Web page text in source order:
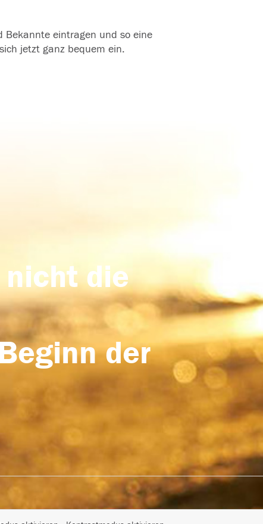
Bekannte eintragen und so eine
jetzt ganz bequem ein.
nicht die
der